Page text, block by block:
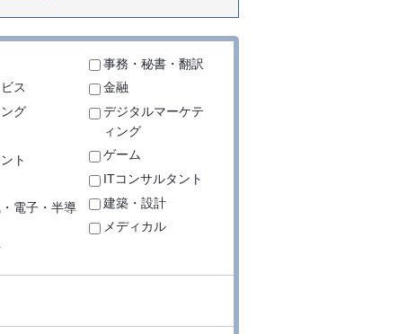
ス
グ
ト
電子・半導
事務・秘書・翻訳
金融
デジタルマーケテ
ィング
ゲーム
ITコンサルタント
建築・設計
メディカル